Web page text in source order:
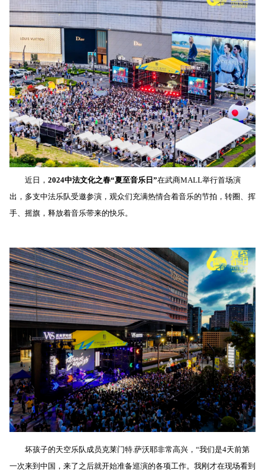
近日， 2024中法文化之春“夏至音乐日”在武商MALL举行首场演
出，多支中法乐队受邀参演，观众们充满热情合着音乐的节拍，转圈、挥
手、摇旗，释放着音乐带来的快乐。
坏孩子的天空乐队成员克莱门特.萨沃耶非常高兴，“我们是4天前第
一次来到中国，来了之后就开始准备巡演的各项工作。我刚才在现场看到